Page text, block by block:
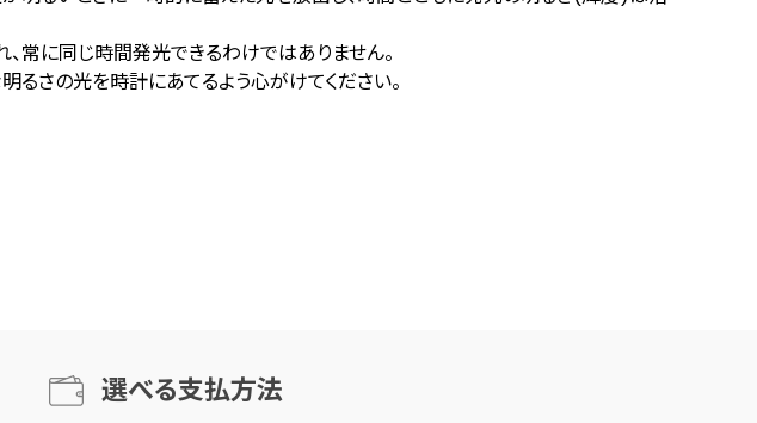
常に同じ時間発光できるわけではありません。
るさの光を時計にあてるよう心がけてください。
選べる支払方法